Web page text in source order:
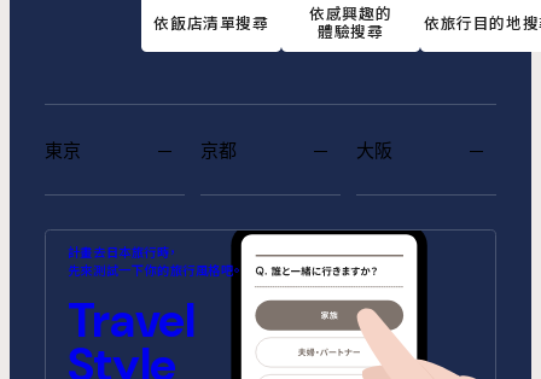
依飯店清單搜尋 依感興趣的
體驗搜尋 依旅行目的地
東京
MIMARU SUITES 東京浅草
MIMARU東京 池袋
MIMARU SUITES 東京日本橋
MIMARU東京 錦糸町
MIMARU東京 STATION EAST
MIMARU東京 赤坂
MIMARU東京 上野稲荷町
MIMARU東京 上野NORTH
京都
MIMARU SUITES 京都
CENTRAL
MIMARU京都 河原町五条
MIMARU京都 STATION
MIMARU京都 新町三条
MIMARU京都 四条WEST(旧
MIMARU京都 西洞院高辻)
MIMARU京都 二条城
大阪
MIMARU大阪 難波STATION
ANNEX (將於2026年10月1日開
MIMARU大阪 心斎橋CENTRAL
(將於2026年9月1日開幕)
MIMARU大阪 心斎橋NORTH
MIMARU大阪 心斎橋EAST
MIMARU大阪 難波STATION
MIMARU大阪 心斎橋WEST
計畫去日本旅行時，
先來測試一下你的旅行風格吧。
Travel
Style